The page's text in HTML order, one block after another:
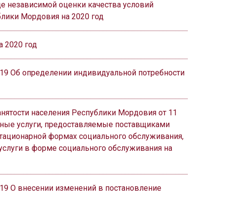
независимой оценки качества условий
Мордовия на 2020 год
2020 год
Об определении индивидуальной потребности
населения Республики Мордовия от 11
услуги, предоставляемые поставщиками
формах социального обслуживания,
в форме социального обслуживания на
О внесении изменений в постановление